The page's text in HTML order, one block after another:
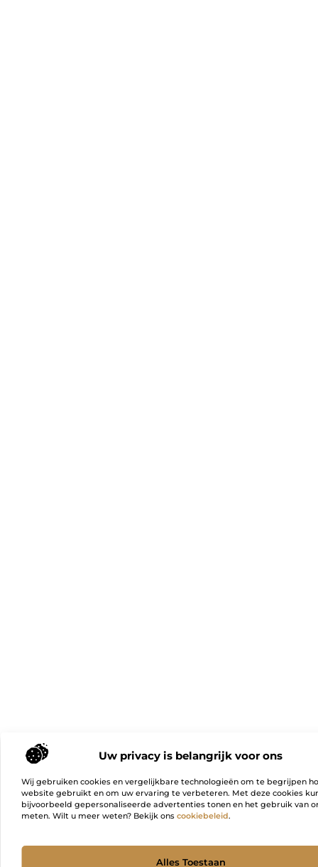
Uw privacy is belangrijk voor ons
Wij gebruiken cookies en vergelijkbare technologieën om te begrijpen
website gebruikt en om uw ervaring te verbeteren. Met deze cookies
bijvoorbeeld gepersonaliseerde advertenties tonen en het gebruik van
meten. Wilt u meer weten? Bekijk ons cookiebeleid.
Alles Toestaan